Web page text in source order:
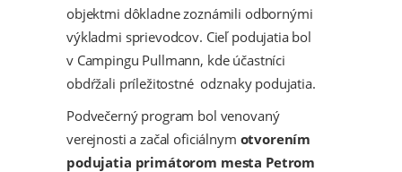
objektmi dôkladne zoznámili odbornými
výkladmi sprievodcov. Cieľ podujatia bol
v Campingu Pullmann, kde účastníci
obdŕžali príležitostné odznaky podujatia.
Podvečerný program bol venovaný
verejnosti a začal oficiálnym otvorením
podujatia primátorom mesta Petrom